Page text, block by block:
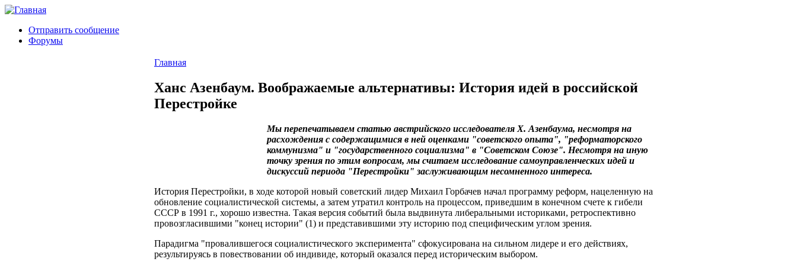
Отправить сообщение
Форумы
Главная
Ханс Азенбаум. Воображаемые альтернативы: История идей в российской
Перестройке
Мы перепечатываем статью австрийского исследователя Х. Азенбаума, несмотря на
расхождения с содержащимися в ней оценками "советского опыта", "реформаторского
коммунизма" и "государственного социализма" в "Советском Союзе". Несмотря на иную
точку зрения по этим вопросам, мы считаем исследование самоуправленческих идей и
дискуссий периода "Перестройки" заслуживающим несомненного интереса.
История Перестройки, в ходе которой новый советский лидер Михаил Горбачев начал программу реформ, нацеленную на
обновление социалистической системы, а затем утратил контроль на процессом, приведшим в конечном счете к гибели
СССР в 1991 г., хорошо известна. Такая версия событий была выдвинута либеральными историками, ретроспективно
провозгласившими "конец истории" (1) и представившими эту историю под специфическим углом зрения.
Парадигма "провалившегося социалистического эксперимента" сфокусирована на сильном лидере и его действиях,
результируясь в повествовании об индивиде, который оказался перед историческим выбором.